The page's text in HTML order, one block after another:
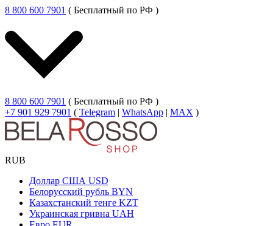
8 800 600 7901 ( Бесплатный по РФ )
8 800 600 7901 ( Бесплатный по РФ )
+7 901 929 7901 ( Telegram | WhatsApp | MAX )
RUB
Доллар США USD
Белорусский рубль BYN
Казахстанский тенге KZT
Украинская гривна UAH